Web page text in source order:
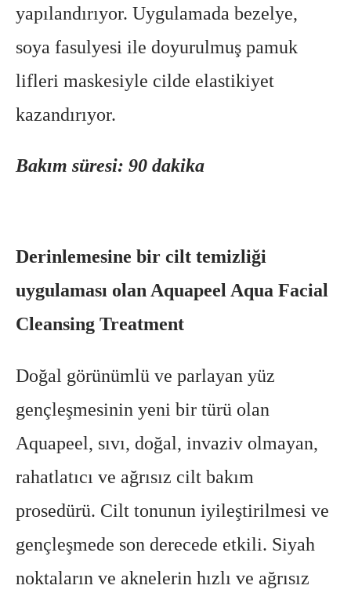
yapılandırıyor. Uygulamada bezelye,
soya fasulyesi ile doyurulmuş pamuk
lifleri maskesiyle cilde elastikiyet
kazandırıyor.
Bakım süresi: 90 dakika
Derinlemesine bir cilt temizliği
uygulaması olan Aquapeel Aqua Facial
Cleansing Treatment
Doğal görünümlü ve parlayan yüz
gençleşmesinin yeni bir türü olan
Aquapeel, sıvı, doğal, invaziv olmayan,
rahatlatıcı ve ağrısız cilt bakım
prosedürü. Cilt tonunun iyileştirilmesi ve
gençleşmede son derecede etkili. Siyah
noktaların ve aknelerin hızlı ve ağrısız